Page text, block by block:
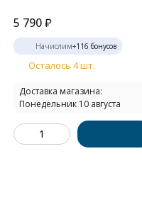
5 790₽
Начислим+116 бонусов
Осталось 4 шт.
Доставка магазина:
Понедельник 10 августа